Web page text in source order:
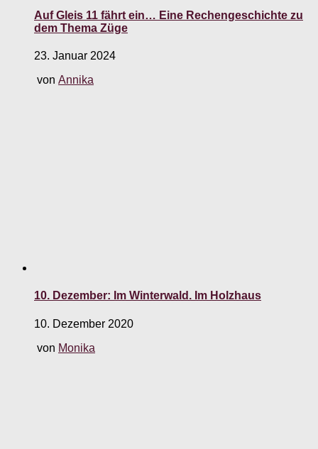
Auf Gleis 11 fährt ein… Eine Rechengeschichte zu
dem Thema Züge
23. Januar 2024
von Annika
10. Dezember: Im Winterwald. Im Holzhaus
10. Dezember 2020
von Monika